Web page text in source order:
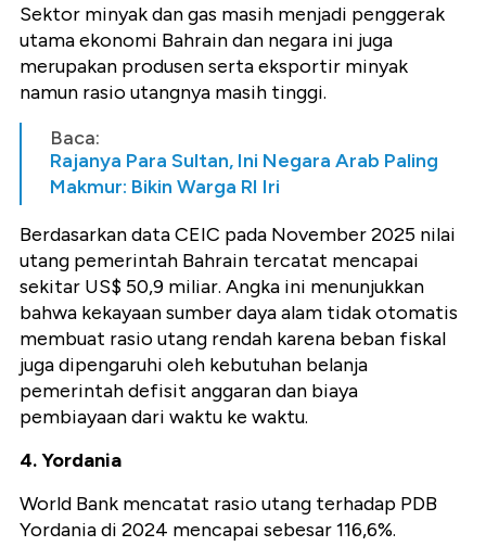
Sektor minyak dan gas masih menjadi penggerak
utama ekonomi Bahrain dan negara ini juga
merupakan produsen serta eksportir minyak
namun rasio utangnya masih tinggi.
Baca:
Rajanya Para Sultan, Ini Negara Arab Paling
Makmur: Bikin Warga RI Iri
Berdasarkan data CEIC pada November 2025 nilai
utang pemerintah Bahrain tercatat mencapai
sekitar US$ 50,9 miliar. Angka ini menunjukkan
bahwa kekayaan sumber daya alam tidak otomatis
membuat rasio utang rendah karena beban fiskal
juga dipengaruhi oleh kebutuhan belanja
pemerintah defisit anggaran dan biaya
pembiayaan dari waktu ke waktu.
4. Yordania
World Bank mencatat rasio utang terhadap PDB
Yordania di 2024 mencapai sebesar 116,6%.